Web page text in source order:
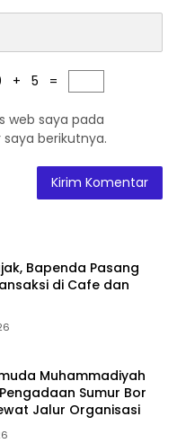
+ 5 =
web saya pada
berikutnya.
Bapenda Pasang
di Cafe dan
Muhammadiyah
Sumur Bor
Jalur Organisasi